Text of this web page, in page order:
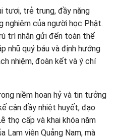
tươi, trẻ trung, đầy năng
nghiêm của người học Phật.
trì nhắn gửi đến toàn thể
nhũ quý báu và định hướng
nhiệm, đoàn kết và ý chí
niềm hoan hỷ và tin tưởng
cận đầy nhiệt huyết, đạo
thọ cấp và khai khóa năm
Lam viên Quảng Nam, mà